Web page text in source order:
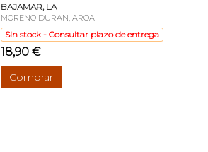
BAJAMAR, LA
MORENO DURAN, AROA
Sin stock - Consultar plazo de entrega
18,90 €
Comprar